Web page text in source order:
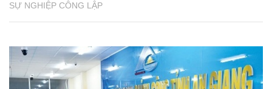
SỰ NGHIỆP CÔNG LẬP